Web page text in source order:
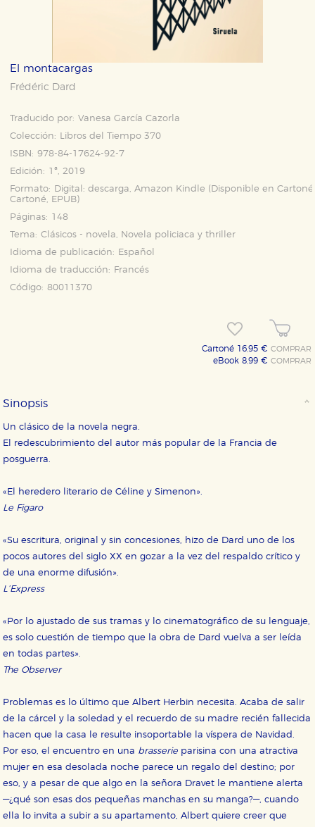
El montacargas
Frédéric Dard
Traducido por: Vanesa García Cazorla
Colección:
Libros del Tiempo 370
ISBN: 978-84-17624-92-7
Edición: 1ª, 2019
Formato:
Digital: descarga, Amazon Kindle (Disponible enCartoné
Cartoné, EPUB)
Páginas: 148
Tema: Clásicos - novela, Novela policiaca y thriller
Idioma de publicación:
Español
Idioma de traducción:
Francés
Código: 80011370
Cartoné 16,95 €COMPRAR
eBook 8,99 €COMPRAR
Sinopsis
Un clásico de la novela negra.
El redescubrimiento del autor más popular de la Francia de
posguerra.
«El heredero literario de Céline y Simenon».
Le Figaro
«Su escritura, original y sin concesiones, hizo de Dard uno de los
pocos autores del siglo XX en gozar a la vez del respaldo crítico y
de una enorme difusión».
L’Express
«Por lo ajustado de sus tramas y lo cinematográfico de su lenguaje,
es solo cuestión de tiempo que la obra de Dard vuelva a ser leída
en todas partes».
The Observer
Problemas es lo último que Albert Herbin necesita. Acaba de salir
de la cárcel y la soledad y el recuerdo de su madre recién fallecida
hacen que la casa le resulte insoportable la víspera de Navidad.
Por eso, el encuentro en una brasserie parisina con una atractiva
mujer en esa desolada noche parece un regalo del destino; por
eso, y a pesar de que algo en la señora Dravet le mantiene alerta
—¿qué son esas dos pequeñas manchas en su manga?—, cuando
ella lo invita a subir a su apartamento, Albert quiere creer que
HABILITAR TODO RECHAZAR TODO
Estas cookies son necesarias para que nuestro sitio
web funcione y no es posible deshabilitarlas desde
nuestro sistema. Es posible hacerlo desde el
áreas de nuestra web dejen de funcionar
correctamente.
Estas cookies se utilizan para mejorar su experiencia
de navegación y optimizar el funcionamiento de
nuestro sitio web. Almacenan configuraciones de
servicios para que no tenga que reconfigurarlos cada
vez que nos visita. La información es agregada y, por lo
Cookies de publicidad y redes sociales
publicitarios y se utilizan para mostrar publicidad
relevante para sus intereses en otros sitios. No